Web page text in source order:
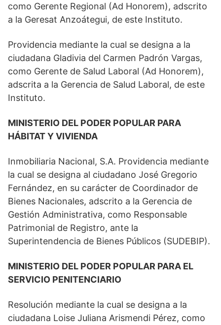
como Gerente Regional (Ad Honorem), adscrito
a la Geresat Anzoátegui, de este Instituto.
Providencia mediante la cual se designa a la
ciudadana Gladivia del Carmen Padrón Vargas,
como Gerente de Salud Laboral (Ad Honorem),
adscrita a la Gerencia de Salud Laboral, de este
Instituto.
MINISTERIO DEL PODER POPULAR PARA
HÁBITAT Y VIVIENDA
Inmobiliaria Nacional, S.A. Providencia mediante
la cual se designa al ciudadano José Gregorio
Fernández, en su carácter de Coordinador de
Bienes Nacionales, adscrito a la Gerencia de
Gestión Administrativa, como Responsable
Patrimonial de Registro, ante la
Superintendencia de Bienes Públicos (SUDEBIP).
MINISTERIO DEL PODER POPULAR PARA EL
SERVICIO PENITENCIARIO
Resolución mediante la cual se designa a la
ciudadana Loise Juliana Arismendi Pérez, como